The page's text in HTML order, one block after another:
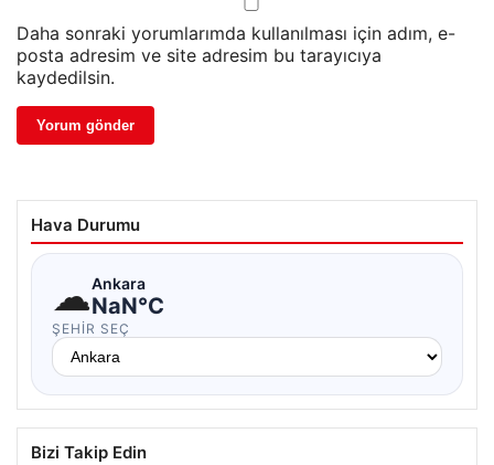
Daha sonraki yorumlarımda kullanılması için adım, e-
posta adresim ve site adresim bu tarayıcıya
kaydedilsin.
Hava Durumu
☁Ankara
NaN°C
ŞEHIR SEÇ
Bizi Takip Edin